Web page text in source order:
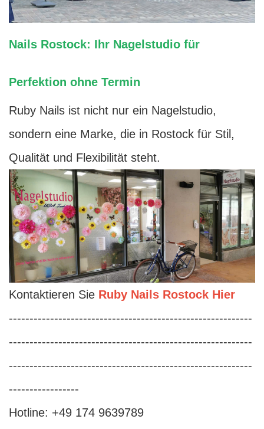
Nails Rostock: Ihr Nagelstudio für
Perfektion ohne Termin
Ruby Nails ist nicht nur ein Nagelstudio,
sondern eine Marke, die in Rostock für Stil,
Qualität und Flexibilität steht.
Kontaktieren Sie Ruby Nails Rostock Hier
-----------------------------------------------------------
-----------------------------------------------------------
-----------------------------------------------------------
-----------------
Hotline: +49 174 9639789